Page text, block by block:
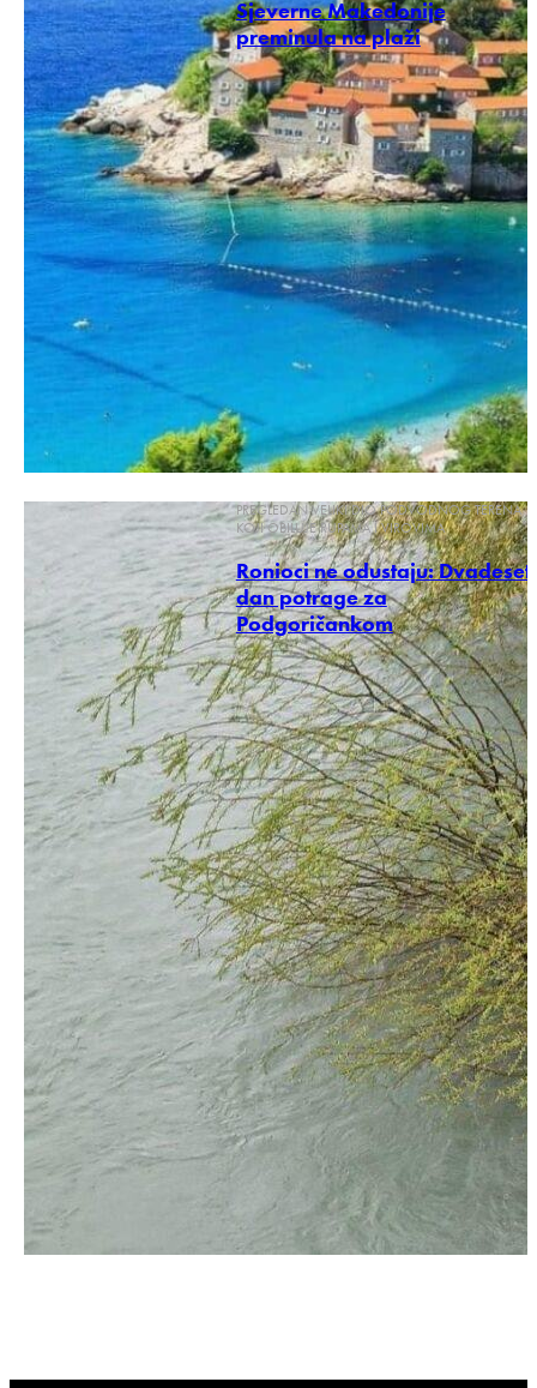
Sjeverne Makedonije
preminula na plaži
PREGLEDAN VELIKI DIO PODVODNOG TERENA
KOJI OBILUJE RUPAMA I VIROVIMA
Ronioci ne odustaju: Dvadeseti
dan potrage za
Podgoričankom